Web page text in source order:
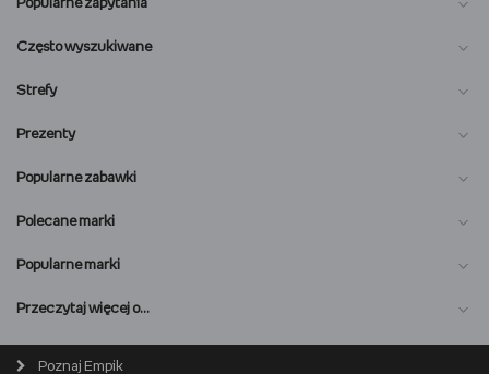
Popularne zapytania
Często wyszukiwane
Strefy
Prezenty
Popularne zabawki
Polecane marki
Popularne marki
Przeczytaj więcej o…
Poznaj Empik
O nas
Biuro prasowe